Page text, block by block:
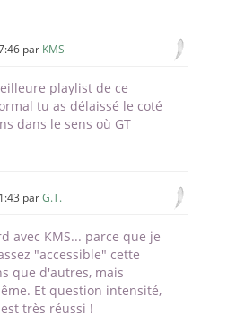
par KMS
playlist de ce
tu as délaissé le coté
dans le sens où GT
parG.T.
avec KMS... parce que je
"accessible" cette
que d'autres, mais
Et question intensité,
très réussi !